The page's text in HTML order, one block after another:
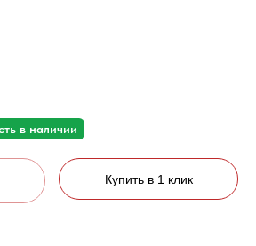
в наличии
Купить в 1 клик